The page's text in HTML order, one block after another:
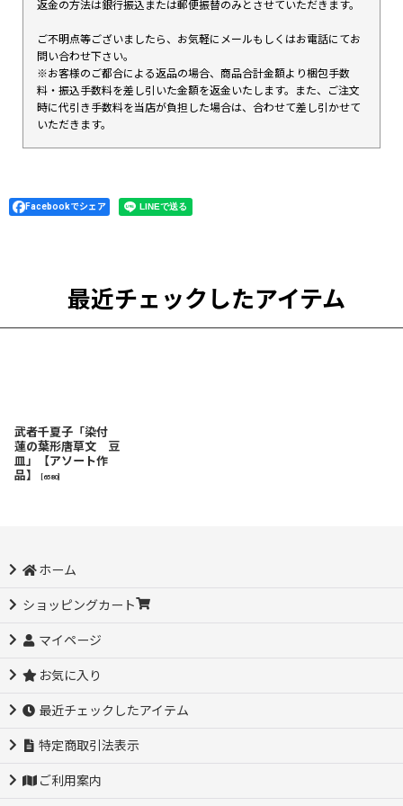
返金の方法は銀行振込または郵便振替のみとさせていただきます。
ご不明点等ございましたら、お気軽にメールもしくはお電話にてお
問い合わせ下さい。
※お客様のご都合による返品の場合、商品合計金額より梱包手数
料・振込手数料を差し引いた金額を返金いたします。また、ご注文
時に代引き手数料を当店が負担した場合は、合わせて差し引かせて
いただきます。
Facebookでシェア
最近チェックしたアイテム
武者千夏子「染付
蓮の葉形唐草文 豆
皿」【アソート作
品】
6580]
ホーム
ショッピングカート
マイページ
お気に入り
最近チェックしたアイテム
特定商取引法表示
ご利用案内